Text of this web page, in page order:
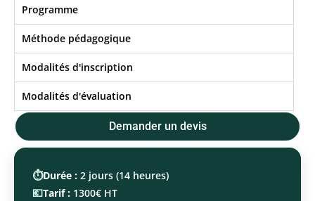
Programme
Méthode pédagogique
Modalités d'inscription
Modalités d'évaluation
Demander un devis
⏱️Durée : 2 jours (14 heures)
💶Tarif : 1300€ HT